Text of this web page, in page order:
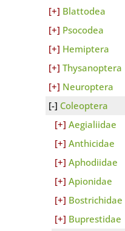
Blattodea
Psocodea
Hemiptera
Thysanoptera
Neuroptera
Coleoptera
Aegialiidae
Anthicidae
Aphodiidae
Apionidae
Bostrichidae
Buprestidae